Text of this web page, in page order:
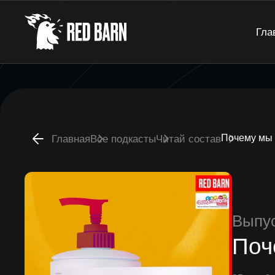
ГлавнаяВсе подкастыЧитай составПочему мы